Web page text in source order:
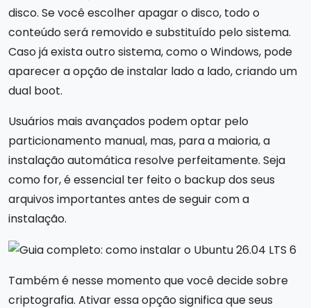
disco. Se você escolher apagar o disco, todo o
conteúdo será removido e substituído pelo sistema.
Caso já exista outro sistema, como o Windows, pode
aparecer a opção de instalar lado a lado, criando um
dual boot.
Usuários mais avançados podem optar pelo
particionamento manual, mas, para a maioria, a
instalação automática resolve perfeitamente. Seja
como for, é essencial ter feito o backup dos seus
arquivos importantes antes de seguir com a
instalação.
Também é nesse momento que você decide sobre
criptografia. Ativar essa opção significa que seus